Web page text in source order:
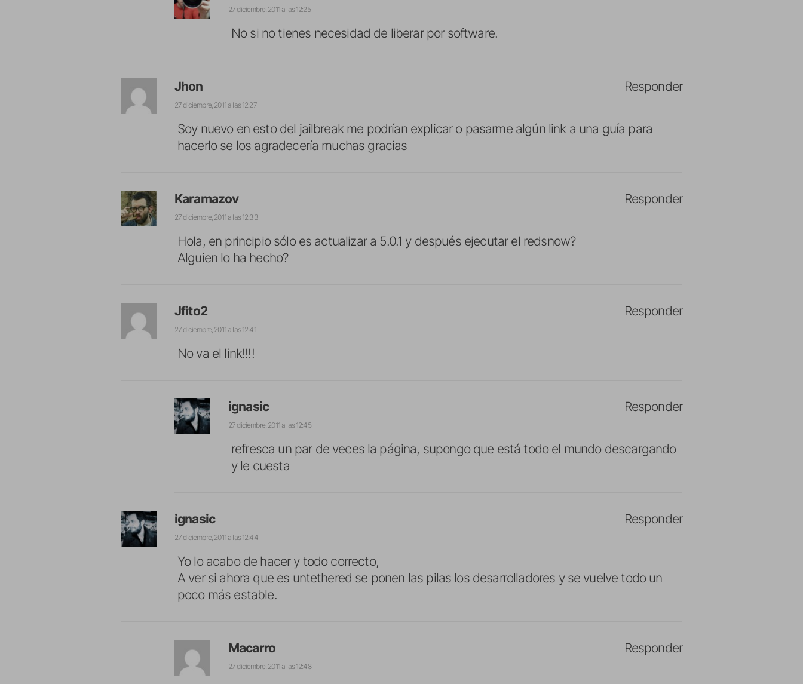
27 diciembre, 2011 a las 12:25
No si no tienes necesidad de liberar por software.
Jhon
27 diciembre, 2011 a las 12:27
Soy nuevo en esto del jailbreak me podrían explicar o pasarme algún link a una guía para
hacerlo se los agradecería muchas gracias
Responder
Karamazov
27 diciembre, 2011 a las 12:33
Hola, en principio sólo es actualizar a 5.0.1 y después ejecutar el redsnow?
Alguien lo ha hecho?
Responder
Jfito2
27 diciembre, 2011 a las 12:41
No va el link!!!!
Responder
ignasic
27 diciembre, 2011 a las 12:45
refresca un par de veces la página, supongo que está todo el mundo descargando
y le cuesta
Responder
ignasic
27 diciembre, 2011 a las 12:44
Yo lo acabo de hacer y todo correcto,
A ver si ahora que es untethered se ponen las pilas los desarrolladores y se vuelve todo un
poco más estable.
Responder
Macarro
27 diciembre, 2011 a las 12:48
Responder